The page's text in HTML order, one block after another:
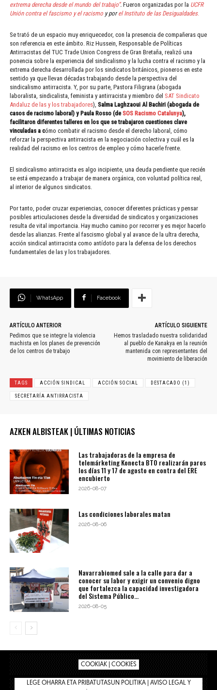
extrema derecha desde el mundo del trabajo”. Fueron organizadas por la UCFR
Unión contra el fascismo y el racismo y porel Instituto de las Desigualdades.
Se trató de un espacio muy enriquecedor, con la presencia de compañeras que
son referencia en este ámbito. Riz Hussein, Responsable de Políticas
Antirracistas del TUC Trade Union Congress de Gran Bretaña, realizó una
ponencia sobre la experiencia del sindicalismo y la lucha contra el racismo y la
extrema derecha desarrollada por los sindicatos británicos, pioneros en este
sentido ya que llevan décadas trabajando desde la perspectiva del
sindicalismo antirracista. Y, por su parte, Pastora Filigrana (abogada
laboralista, sindicalista, feminista y antirracista y miembro del SAT Sindicato
Andaluz de las y los trabajadores), Salma Laghzaoui Al Bachiri (abogada de
casos de racismo laboral) y Paula Rosso (deSOS Racismo Catalunya),
facilitaron diferentes talleres en los que se trabajaron cuestiones clave
vinculadas a cómo combatir el racismo desde el derecho laboral, cómo
reforzar la perspectiva antirracista en la negociación colectiva y cuál es la
realidad del racismo en los centros de empleo y cómo hacerle frente.
El sindicalismo antirracista es algo incipiente, una deuda pendiente que recién
se está empezando a trabajar de manera orgánica, con voluntad política real,
al interior de algunos sindicatos.
Por tanto, poder cruzar experiencias, conocer diferentes prácticas y pensar
posibles articulaciones desde la diversidad de sindicatos y organizaciones
resulta de vital importancia. Hay mucho camino por recorrer y es mejor hacerlo
desde las alianzas. Frente al fascismo global y al avance de la ultra derecha,
acción sindical antirracista como antídoto para la defensa de los derechos
fundamentales de las y los trabajadores.
WhatsApp Facebook
ARTÍCULO ANTERIOR
Pedimos que se integre la violencia
machista en los planes de prevención
de los centros de trabajo
ARTÍCULO SIGUIENTE
Hemos trasladado nuestra solidaridad
al pueblo de Kanakya en la reunión
mantenida con representantes del
movimiento de liberación
TAGS ACCIÓN SINDICAL ACCIÓN SOCIAL DESTACADO (1)
SECRETARÍA ANTIRRACISTA
AZKEN ALBISTEAK | ÚLTIMAS NOTICIAS
Las trabajadoras de la empresa de
telemárketing Konecta BTO realizarán paros
los días 11 y 17 de agosto en contra del ERE
encubierto
2026-08-07
Las condiciones laborales matan
2026-08-06
Navarrabiomed sale a la calle para dar a
conocer su labor y exigir un convenio digno
que fortalezca la capacidad investigadora
del Sistema Público...
2026-08-05
COOKIAK | COOKIES
LEGE OHARRA ETA PRIBATUTASUN POLITIKA | AVISO LEGAL Y